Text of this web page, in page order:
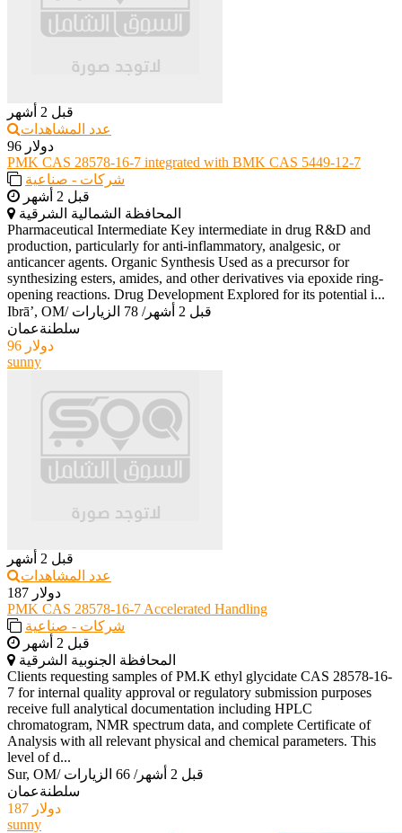
قبل 2 أشهر
عدد المشاهدات
96 دولار
PMK CAS 28578-16-7 integrated with BMK CAS 5449-12-7
شركات - صناعية
قبل 2 أشهر
المحافظة الشمالية الشرقية
Pharmaceutical Intermediate Key intermediate in drug R&D and
production, particularly for anti-inflammatory, analgesic, or
anticancer agents. Organic Synthesis Used as a precursor for
synthesizing esters, amides, and other derivatives via epoxide ring-
opening reactions. Drug Development Explored for its potential i...
Ibrā’, OM/ قبل 2 أشهر / 78 الزيارات
سلطنةعمان
96 دولار
sunny
قبل 2 أشهر
عدد المشاهدات
187 دولار
PMK CAS 28578-16-7 Accelerated Handling
شركات - صناعية
قبل 2 أشهر
المحافظة الجنوبية الشرقية
Clients requesting samples of PM.K ethyl glycidate CAS 28578-16-
7 for internal quality approval or regulatory submission purposes
receive full analytical documentation including HPLC
chromatogram, NMR spectrum data, and complete Certificate of
Analysis with all relevant physical and chemical parameters. This
level of d...
Sur, OM/ قبل 2 أشهر / 66 الزيارات
سلطنةعمان
187 دولار
sunny